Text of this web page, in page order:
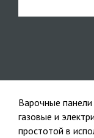
Варочные
газовые и
простотой в